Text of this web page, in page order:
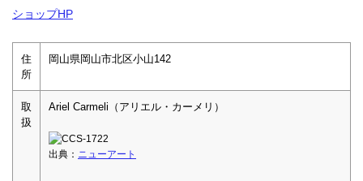
ショップHP
住
所
岡山県岡山市北区小山142
取
扱
Ariel Carmeli（アリエル・カーメリ）
出典： ニューアート